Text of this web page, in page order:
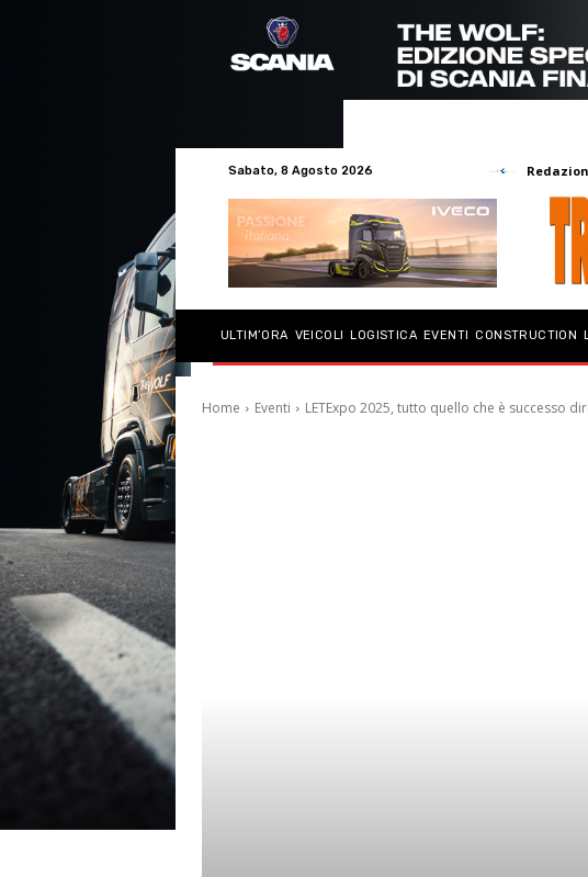
Sabato, 8 Agosto 2026
ULTIM’ORA VEICOLI LOGISTICA EVENTI CONSTRUCTION
Home Eventi LETExpo 2025, tutto quello che è successo